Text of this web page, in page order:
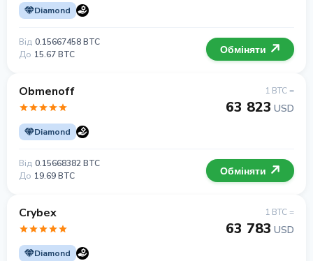
Diamond
Від 0.15667458 BTC
До 15.67 BTC Обміняти
Obmenoff
Diamond
1 BTC =
63 823 USD
Від 0.15668382 BTC
До 19.69 BTC Обміняти
Crybex
Diamond
1 BTC =
63 783 USD